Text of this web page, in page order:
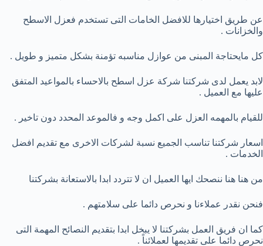
عن طريق اختيارها للافضل الخامات التى تستخدم فعزل الاسطح
والخزانات .
كل مايحتاجة المبنى من عوازل مناسبه تؤمنة بشكل متميز و طويل .
لابد يعمل لدى شركتنا شركة عزل اسطح بالاحساء بالمواعيد المتفق
عليها مع العميل .
للقيام بالمهمه العزل على اكمل وجه و فالموعد المحدد دون تاخير .
اسعار شركتنا تناسب الجميع نسبة لشركات الاخرى مع تقديم افضل
الخدمات .
من هنا هنا ننصحك ايها العميل ان لا تتردد ابدا بالاستعانة بشركتنا
فنحن نقدر عملاءنا و نحرص دائما على سلامتهم .
كما ان فريق العمل بشركتنا لا يبخل ابدا بتقديم النصائح المهمة التى
نحرص دائما على تقديمها لعملائناً .